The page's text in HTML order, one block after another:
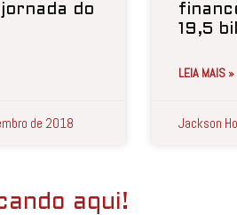
do
de 2018
19,5
LEIA MAIS »
Jackson
aqui!